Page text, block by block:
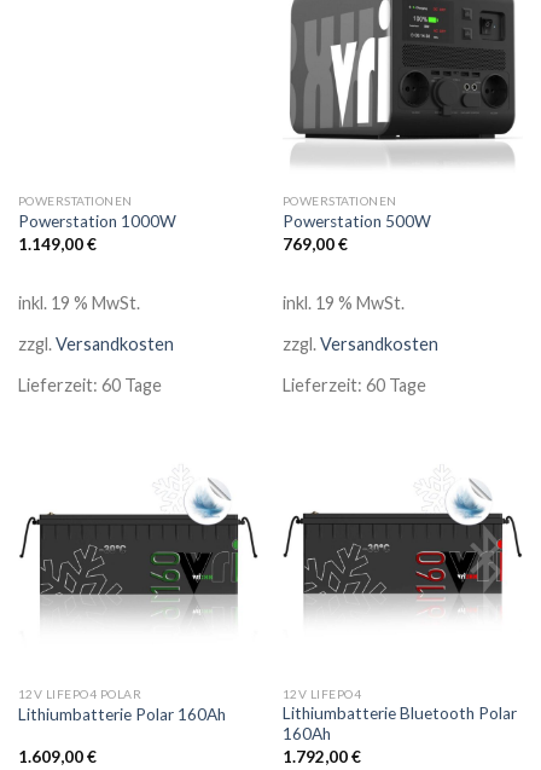
POWERSTATIONEN
Powerstation 1000W
1.149,00€
inkl. 19 % MwSt.
zzgl.Versandkosten
Lieferzeit: 60 Tage
POWERSTATIONEN
Powerstation 500W
769,00€
inkl. 19 % MwSt.
zzgl.Versandkosten
Lieferzeit: 60 Tage
12V LIFEPO4 POLAR
Lithiumbatterie Polar 160Ah
1.609,00€
12V LIFEPO4
Lithiumbatterie Bluetooth Polar
160Ah
1.792,00€